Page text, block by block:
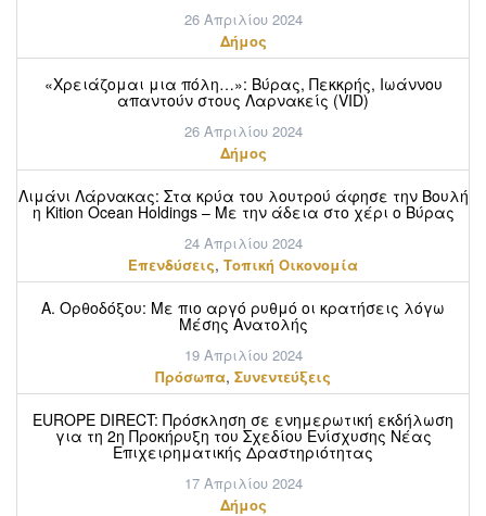
26 Απριλίου 2024
Δήμος
«Χρειάζομαι μια πόλη…»: Βύρας, Πεκκρής, Ιωάννου
απαντούν στους Λαρνακείς (VID)
26 Απριλίου 2024
Δήμος
Λιμάνι Λάρνακας: Στα κρύα του λουτρού άφησε την Βουλή
η Kition Ocean Holdings – Με την άδεια στο χέρι ο Βύρας
24 Απριλίου 2024
Επενδύσεις, Τοπική Οικονομία
Α. Ορθοδόξου: Mε πιο αργό ρυθμό οι κρατήσεις λόγω
Μέσης Ανατολής
19 Απριλίου 2024
Πρόσωπα, Συνεντεύξεις
EUROPE DIRECT: Πρόσκληση σε ενημερωτική εκδήλωση
για τη 2η Προκήρυξη του Σχεδίου Ενίσχυσης Νέας
Επιχειρηματικής Δραστηριότητας
17 Απριλίου 2024
Δήμος